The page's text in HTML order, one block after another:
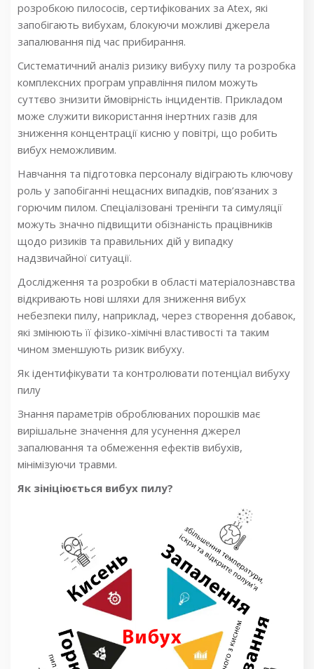
розробкою пилососів, сертифікованих за Atex, які
запобігають вибухам, блокуючи можливі джерела
запалювання під час прибирання.
Систематичний аналіз ризику вибуху пилу та розробка
комплексних програм управління пилом можуть
суттєво знизити ймовірність інцидентів. Прикладом
може служити використання інертних газів для
зниження концентрації кисню у повітрі, що робить
вибух неможливим.
Навчання та підготовка персоналу відіграють ключову
роль у запобіганні нещасних випадків, пов’язаних з
горючим пилом. Спеціалізовані тренінги та симуляції
можуть значно підвищити обізнаність працівників
щодо ризиків та правильних дій у випадку
надзвичайної ситуації.
Дослідження та розробки в області матеріалознавства
відкривають нові шляхи для зниження вибух
небезпеки пилу, наприклад, через створення добавок,
які змінюють її фізико-хімічні властивості та таким
чином зменшують ризик вибуху.
Як ідентифікувати та контролювати потенціал вибуху
пилу
Знання параметрів оброблюваних порошків має
вирішальне значення для усунення джерел
запалювання та обмеження ефектів вибухів,
мінімізуючи травми.
Як зініціюється вибух пилу?